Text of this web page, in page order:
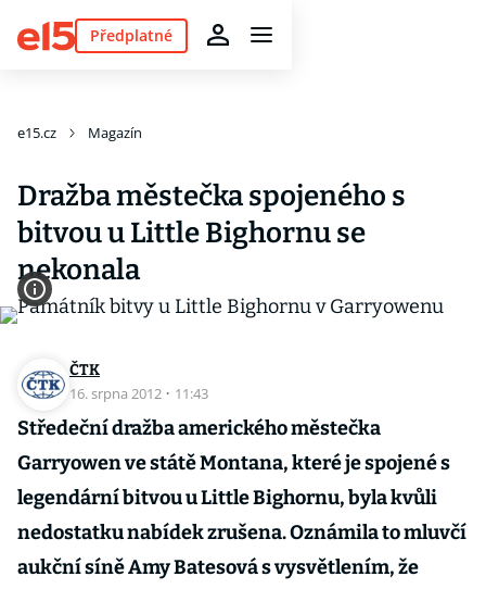
Předplatné
e15.cz Magazín
Dražba městečka spojeného s
bitvou u Little Bighornu se
nekonala
ČTK
16. srpna 2012 · 11:43
Středeční dražba amerického městečka
Garryowen ve státě Montana, které je spojené s
legendární bitvou u Little Bighornu, byla kvůli
nedostatku nabídek zrušena. Oznámila to mluvčí
aukční síně Amy Batesová s vysvětlením, že